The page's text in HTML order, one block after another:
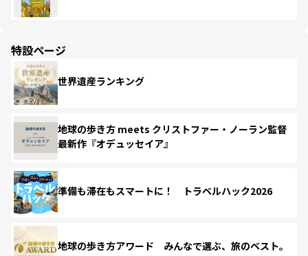
特設ページ
世界遺産ランキング
地球の歩き方 meets クリストファー・ノーラン監督
最新作『オデュッセイア』
準備も滞在もスマートに！ トラベルハック2026
地球の歩き方アワード みんなで選ぶ、旅のベスト。